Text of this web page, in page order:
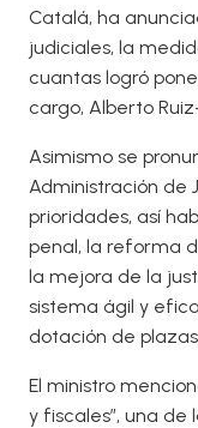
Catalá, ha
judiciales, la
cuantas logró
cargo, Alberto
Asimismo se
Administración de
prioridades, así
penal, la reforma
la mejora de la
sistema ágil y
dotación de
El ministro
y fiscales”, una de